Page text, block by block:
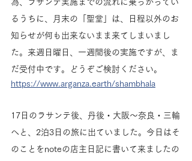
為、ラサンテ実施までの流れに乗っかってい
るうちに、月末の「聖堂」は、日程以外のお
知らせが何も出来ないまま来てしまいまし
た。来週日曜日、一週間後の実施ですが、ま
だ受付中です。どうぞご検討ください。
https://www.arganza.earth/shambhala
17日のラサンテ後、丹後・大阪〜奈良・三輪
へと、2泊3日の旅に出ていました。今日はそ
のことをnoteの店主日記に書いて来ましたの